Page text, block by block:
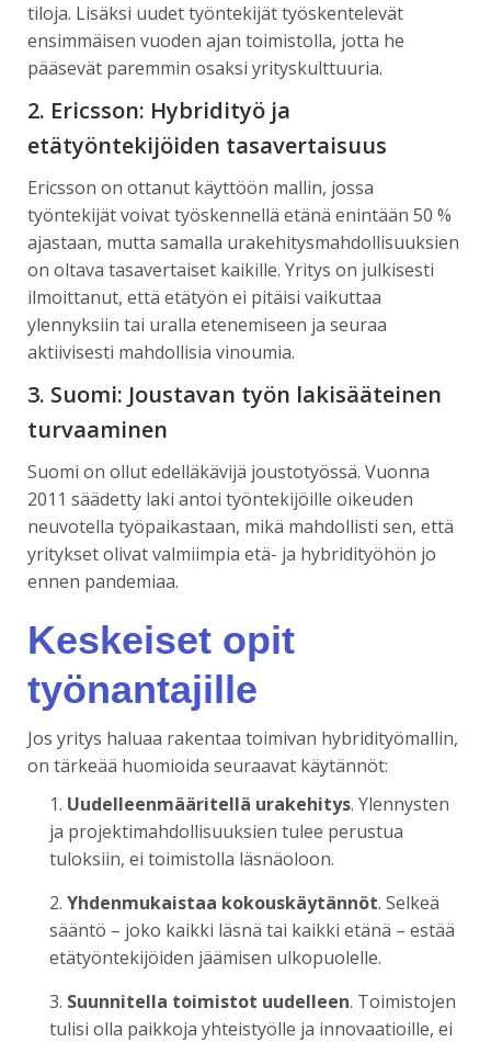
tiloja. Lisäksi uudet työntekijät työskentelevät
ensimmäisen vuoden ajan toimistolla, jotta he
pääsevät paremmin osaksi yrityskulttuuria.
2. Ericsson: Hybridityö ja
etätyöntekijöiden tasavertaisuus
Ericsson on ottanut käyttöön mallin, jossa
työntekijät voivat työskennellä etänä enintään 50 %
ajastaan, mutta samalla urakehitysmahdollisuuksien
on oltava tasavertaiset kaikille. Yritys on julkisesti
ilmoittanut, että etätyön ei pitäisi vaikuttaa
ylennyksiin tai uralla etenemiseen ja seuraa
aktiivisesti mahdollisia vinoumia.
3. Suomi: Joustavan työn lakisääteinen
turvaaminen
Suomi on ollut edelläkävijä joustotyössä. Vuonna
2011 säädetty laki antoi työntekijöille oikeuden
neuvotella työpaikastaan, mikä mahdollisti sen, että
yritykset olivat valmiimpia etä- ja hybridityöhön jo
ennen pandemiaa.
Keskeiset opit
työnantajille
Jos yritys haluaa rakentaa toimivan hybridityömallin,
on tärkeää huomioida seuraavat käytännöt:
Uudelleenmääritellä urakehitys. Ylennysten
ja projektimahdollisuuksien tulee perustua
tuloksiin, ei toimistolla läsnäoloon.
Yhdenmukaistaa kokouskäytännöt. Selkeä
sääntö – joko kaikki läsnä tai kaikki etänä – estää
etätyöntekijöiden jäämisen ulkopuolelle.
Suunnitella toimistot uudelleen. Toimistojen
tulisi olla paikkoja yhteistyölle ja innovaatioille, ei